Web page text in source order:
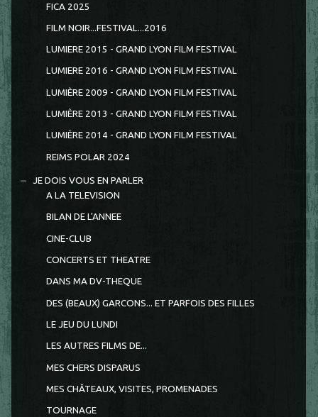
FICA 2025
FILM NOIR...FESTIVAL...2016
LUMIERE 2015 - GRAND LYON FILM FESTIVAL
LUMIERE 2016 - GRAND LYON FILM FESTIVAL
LUMIÈRE 2009 - GRAND LYON FILM FESTIVAL
LUMIÈRE 2013 - GRAND LYON FILM FESTIVAL
LUMIÈRE 2014 - GRAND LYON FILM FESTIVAL
REIMS POLAR 2024
JE DOIS VOUS EN PARLER
A LA TELEVISION
BILAN DE L'ANNEE
CINE-CLUB
CONCERTS ET THEATRE
DANS MA DV-THEQUE
DES (BEAUX) GARCONS... ET PARFOIS DES FILLES
LE JEU DU LUNDI
LES AUTRES FILMS DE...
MES CHERS DISPARUS
MES CHÂTEAUX, VISITES, PROMENADES
TOURNAGE